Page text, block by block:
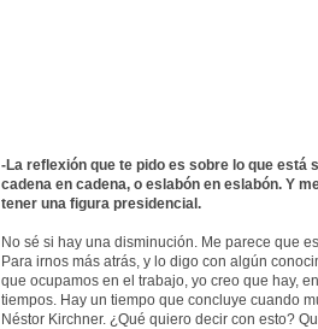
-La reflexión que te pido es sobre lo que está
cadena en cadena, o eslabón en eslabón. Y
tener una figura presidencial.
No sé si hay una disminución. Me parece que
Para irnos más atrás, y lo digo con algún
que ocupamos en el trabajo, yo creo que hay,
tiempos. Hay un tiempo que concluye cuando
Néstor Kirchner. ¿Qué quiero decir con esto?